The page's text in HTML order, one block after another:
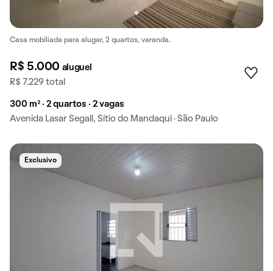
Casa mobiliada para alugar, 2 quartos, varanda.
R$ 5.000 aluguel
R$ 7.229 total
300 m² · 2 quartos · 2 vagas
Avenida Lasar Segall, Sítio do Mandaqui · São Paulo
Exclusivo